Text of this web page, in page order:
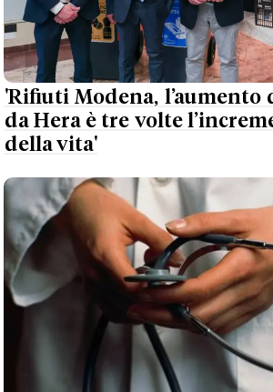
'Rifiuti Modena, l’aumento
da Hera è tre volte
della vita'